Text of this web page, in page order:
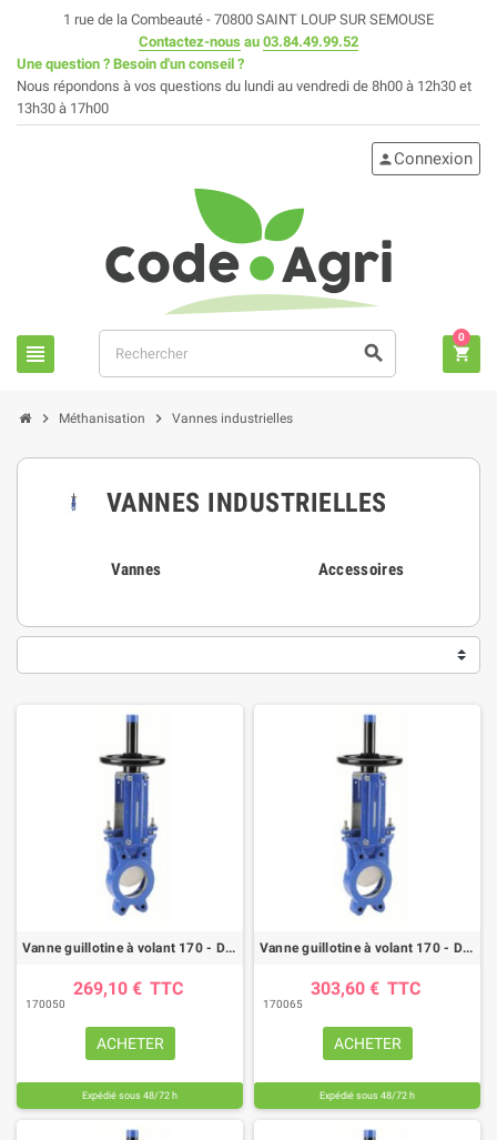
1 rue de la Combeauté - 70800 SAINT LOUP SUR SEMOUSE
Contactez-nous au 03.84.49.99.52
Une question ? Besoin d'un conseil ?
Nous répondons à vos questions du lundi au vendredi de 8h00 à 12h30 et
13h30 à 17h00
view_headline search
person Connexion
shopping_cart
0
chevron_right Méthanisation chevron_right Vannes industrielles
VANNES INDUSTRIELLES
Vannes Accessoires
Vanne guillotine à volant 170 - DN 50mm - FTE/NBR - GN10
269,10 € TTC
170050
ACHETER
Expédié sous 48/72 h
Vanne guillotine à volant 170 - DN 65mm - FTE/NBR - GN10
303,60 € TTC
170065
ACHETER
Expédié sous 48/72 h